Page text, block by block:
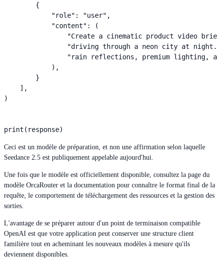
        {
            "role": "user",
            "content": (
"Create a cinematic product video
"driving through a neon city at night.
"rain reflections, premium lighting,
            ),
        }
    ],
)
print(response)
Ceci est un modèle de préparation, et non une affirmation selon laquelle
Seedance 2.5 est publiquement appelable aujourd'hui.
Une fois que le modèle est officiellement disponible, consultez la page du
modèle OrcaRouter et la documentation pour connaître le format final de la
requête, le comportement de téléchargement des ressources et la gestion des
sorties.
L'avantage de se préparer autour d'un point de terminaison compatible
OpenAI est que votre application peut conserver une structure client
familière tout en acheminant les nouveaux modèles à mesure qu'ils
deviennent disponibles.